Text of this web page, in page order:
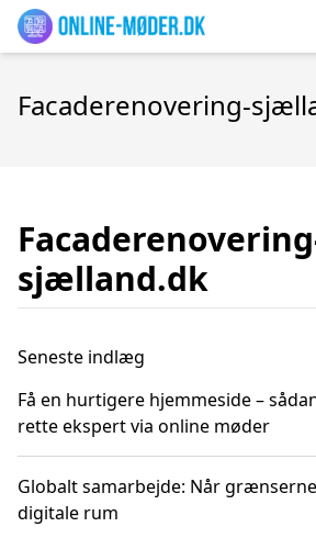
Facaderenovering-
sjælland.dk
Seneste indlæg
Få en hurtigere hjemmeside –
rette ekspert via online møder
Globalt samarbejde: Når
digitale rum